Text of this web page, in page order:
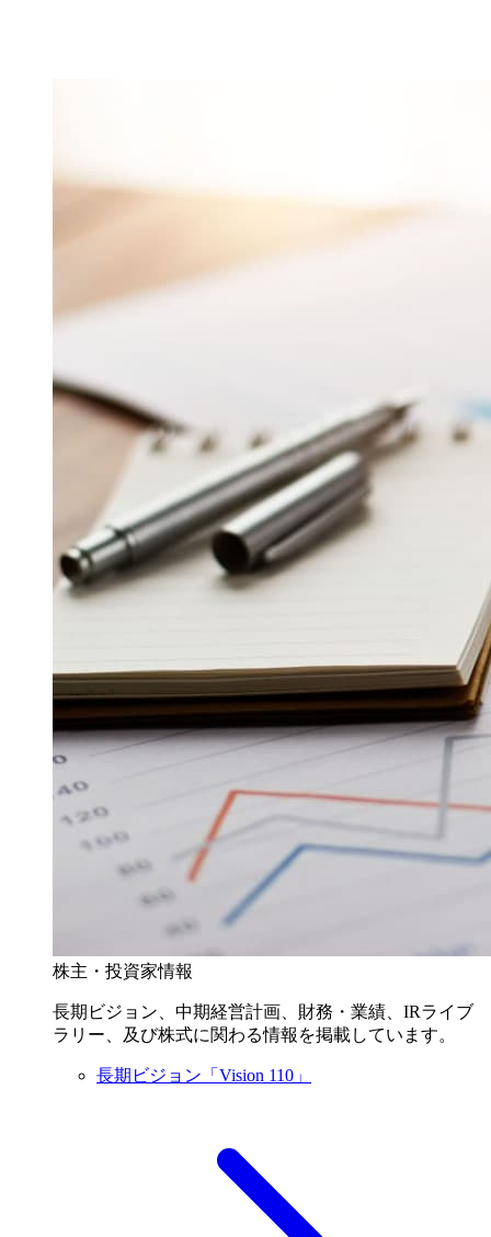
株主・投資家情報
長期ビジョン、中期経営計画、財務・業績、IRライブ
ラリー、及び株式に関わる情報を掲載しています。
長期ビジョン「Vision 110」